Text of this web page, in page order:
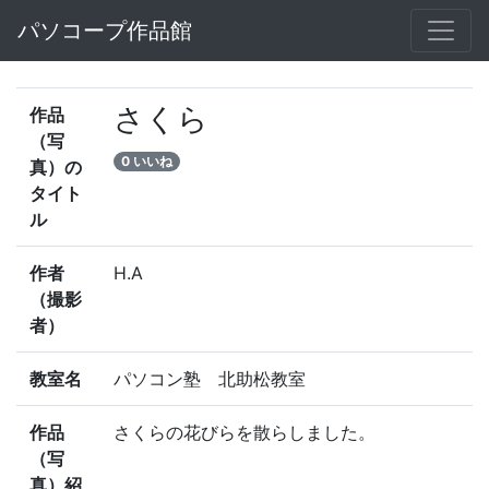
パソコープ作品館
作品
（写
真）の
タイト
ル
さくら
0 いいね
作者
（撮影
者）
H.A
教室名 パソコン塾 北助松教室
作品
（写
真）紹
さくらの花びらを散らしました。